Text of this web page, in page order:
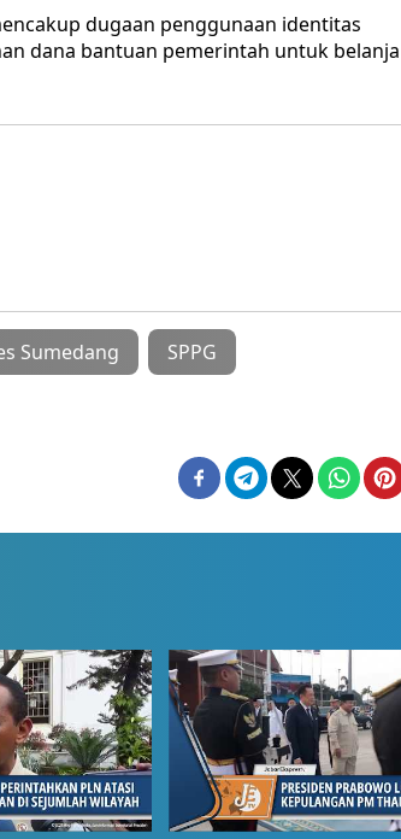
dugaan penggunaan identitas
dana bantuan pemerintah untuk belanja
Sumedang SPPG